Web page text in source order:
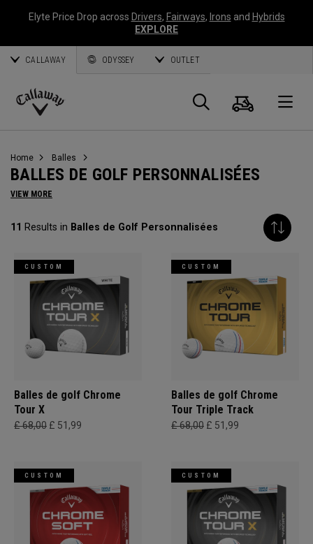
Elyte Price Drop across Drivers, Fairways, Irons and Hybrids
EXPLORE
CALLAWAY ODYSSEY OUTLET
Callaway
Panier
Home Balles
BALLES DE GOLF PERSONNALISÉES
VIEW MORE
11 Results in Balles de Golf Personnalisées
CUSTOM
Balles de golf Chrome
Tour X
£ 68,00 £ 51,99
CUSTOM
Balles de golf Chrome
Tour Triple Track
£ 68,00 £ 51,99
CUSTOM CUSTOM